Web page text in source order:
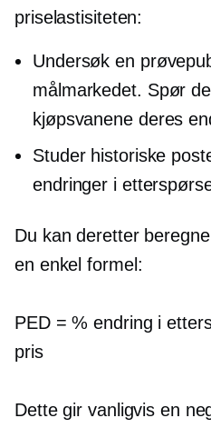
priselastisiteten:
Undersøk en
målmarkedet. Spør
kjøpsvanene deres
Studer historiske
endringer i
Du kan deretter
en enkel formel:
PED = % endring i
pris
Dette gir vanligvis en